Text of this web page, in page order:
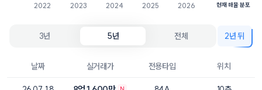
2022 2023 2024 2025 2026 현재 매물 분포
3년 5년 전체 2년 뒤
날짜 실거래가 전용타입 위치